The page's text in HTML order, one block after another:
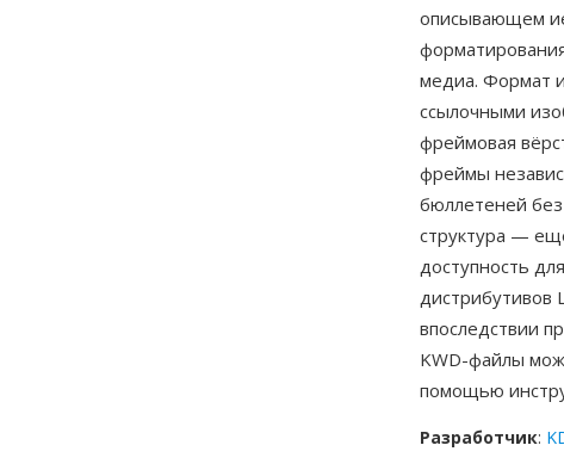
описывающем
медиа. Формат
ссылочными
фреймовая
фреймы
бюллетеней
структура —
доступность
дистрибутивов
впоследствии
KWD-файлы
помощью
Разработчик: